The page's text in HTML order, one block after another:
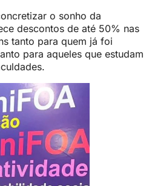
o sonho da
descontos de até 50% nas
tanto para quem já foi
para aqueles que estudam